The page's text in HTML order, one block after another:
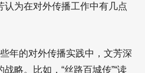
认为在对外传播工作中有几点
年的对外传播实践中，文芳深
略。比如，“丝路百城传”“读